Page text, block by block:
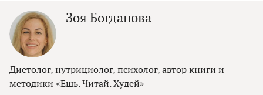
Зоя Богданова
Диетолог, нутрициолог, психолог, автор книги и
методики «Ешь. Читай. Худей»